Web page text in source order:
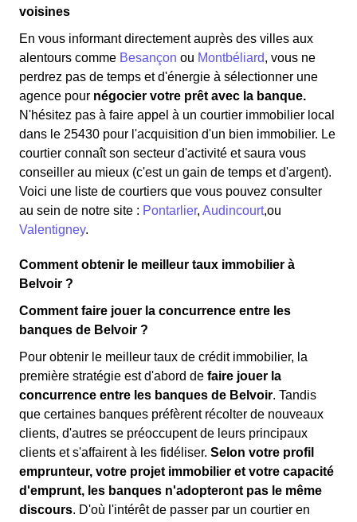
voisines
En vous informant directement auprès des villes aux
alentours comme Besançon ou Montbéliard, vous ne
perdrez pas de temps et d'énergie à sélectionner une
agence pour négocier votre prêt avec la banque.
N'hésitez pas à faire appel à un courtier immobilier local
dans le 25430 pour l'acquisition d'un bien immobilier. Le
courtier connaît son secteur d'activité et saura vous
conseiller au mieux (c'est un gain de temps et d'argent).
Voici une liste de courtiers que vous pouvez consulter
au sein de notre site : Pontarlier, Audincourt,ou
Valentigney.
Comment obtenir le meilleur taux immobilier à
Belvoir ?
Comment faire jouer la concurrence entre les
banques de Belvoir ?
Pour obtenir le meilleur taux de crédit immobilier, la
première stratégie est d'abord de faire jouer la
concurrence entre les banques de Belvoir. Tandis
que certaines banques préfèrent récolter de nouveaux
clients, d'autres se préoccupent de leurs principaux
clients et s'affairent à les fidéliser. Selon votre profil
emprunteur, votre projet immobilier et votre capacité
d'emprunt, les banques n'adopteront pas le même
discours. D'où l'intérêt de passer par un courtier en